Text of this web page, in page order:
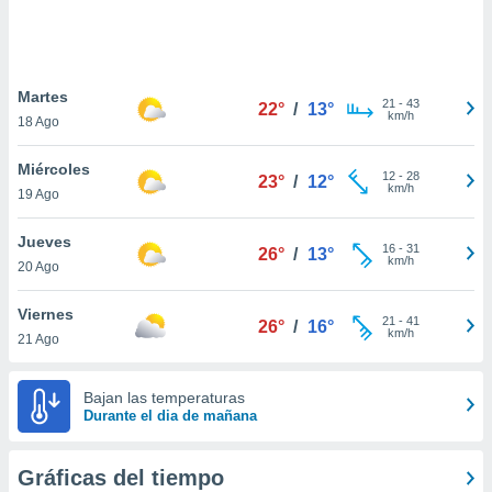
únicos
similares
como
IP
de
traten tus
en
a lo que
Para
Martes
18 Ago
22° / 13° 21 - 43
km/h
Miércoles
19 Ago
23° / 12° 12- 28
km/h
Jueves
20 Ago
26° / 13° 16- 31
km/h
Viernes
21 Ago
26° / 16° 21 - 41
km/h
Bajan las temperaturas
Durante el dia de mañana
Gráficas del tiempo